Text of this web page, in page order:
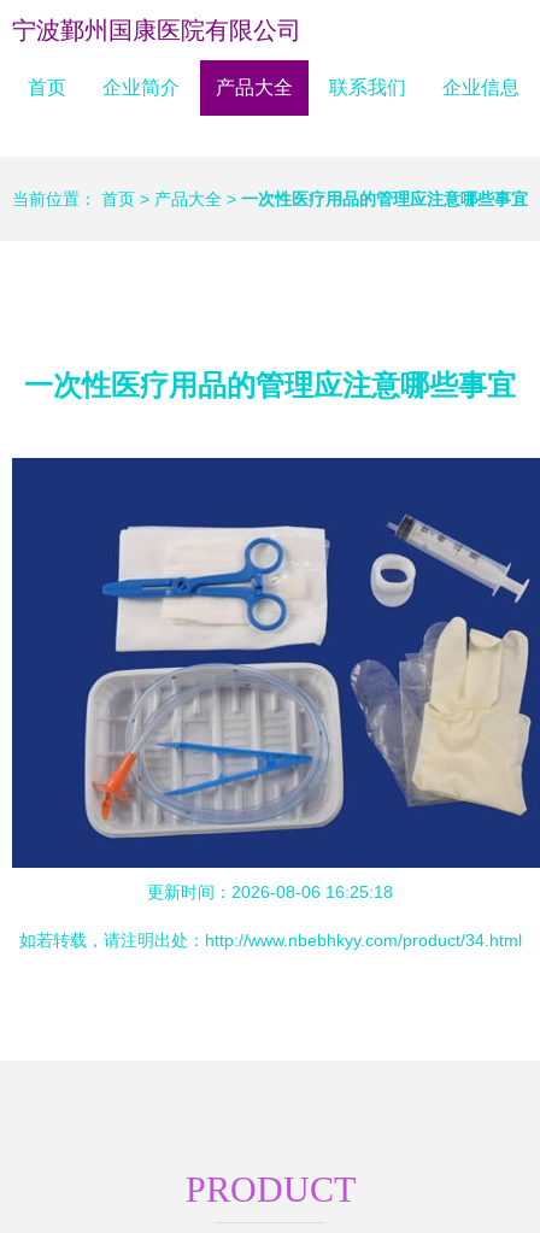
宁波鄞州国康医院有限公司
首页 企业简介 产品大全 联系我们 企业信息
当前位置： 首页 > 产品大全 > 一次性医疗用品的管理应注意哪些事宜
一次性医疗用品的管理应注意哪些事宜
更新时间：2026-08-06 16:25:18
如若转载，请注明出处：http://www.nbebhkyy.com/product/34.html
PRODUCT